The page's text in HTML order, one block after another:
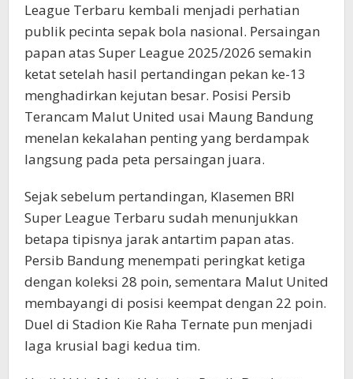
League Terbaru kembali menjadi perhatian
publik pecinta sepak bola nasional. Persaingan
papan atas Super League 2025/2026 semakin
ketat setelah hasil pertandingan pekan ke-13
menghadirkan kejutan besar. Posisi Persib
Terancam Malut United usai Maung Bandung
menelan kekalahan penting yang berdampak
langsung pada peta persaingan juara.
Sejak sebelum pertandingan, Klasemen BRI
Super League Terbaru sudah menunjukkan
betapa tipisnya jarak antartim papan atas.
Persib Bandung menempati peringkat ketiga
dengan koleksi 28 poin, sementara Malut United
membayangi di posisi keempat dengan 22 poin.
Duel di Stadion Kie Raha Ternate pun menjadi
laga krusial bagi kedua tim.